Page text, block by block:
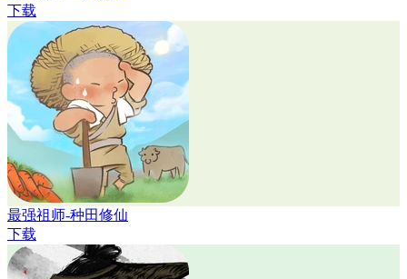
下载
最强祖师-种田修仙
下载